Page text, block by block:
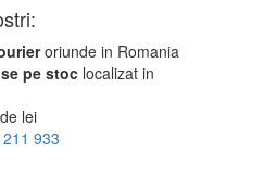
oriunde in Romania
pe stoc localizat in
lei
933